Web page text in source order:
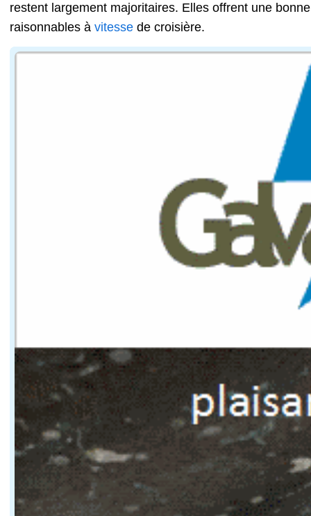
restent largement majoritaires. Elles offrent une
raisonnables à vitesse de croisière.